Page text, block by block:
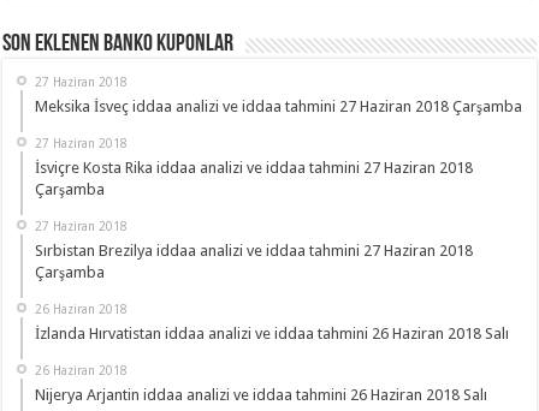
Son Eklenen Banko Kuponlar
27 Haziran 2018
Meksika İsveç iddaa analizi ve iddaa tahmini 27 Haziran 2018 Çarşamba
27 Haziran 2018
İsviçre Kosta Rika iddaa analizi ve iddaa tahmini 27 Haziran 2018
Çarşamba
27 Haziran 2018
Sırbistan Brezilya iddaa analizi ve iddaa tahmini 27 Haziran 2018
Çarşamba
26 Haziran 2018
İzlanda Hırvatistan iddaa analizi ve iddaa tahmini 26 Haziran 2018 Salı
26 Haziran 2018
Nijerya Arjantin iddaa analizi ve iddaa tahmini 26 Haziran 2018 Salı